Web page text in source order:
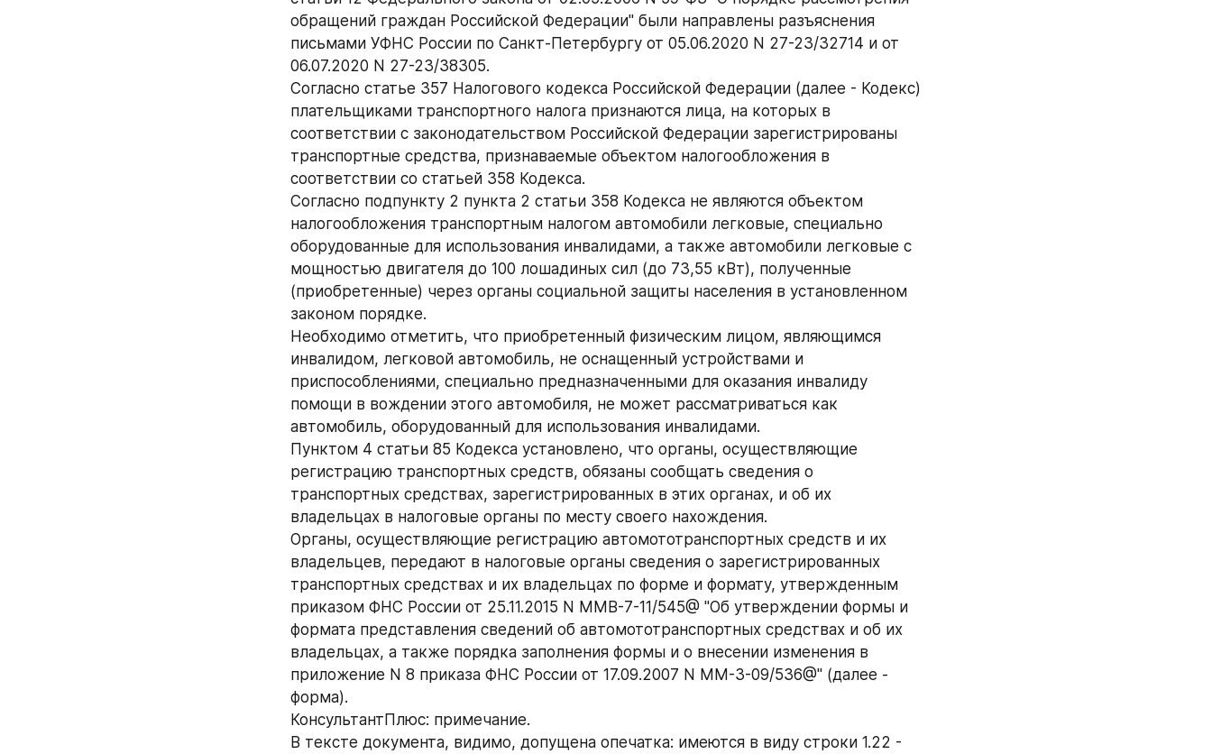
обращений граждан Российской Федерации" были направлены разъяснения
письмами УФНС России по Санкт-Петербургу от 05.06.2020 N 27-23/32714 и от
06.07.2020 N 27-23/38305.
Согласно статье 357 Налогового кодекса Российской Федерации (далее - Кодекс)
плательщиками транспортного налога признаются лица, на которых в
соответствии с законодательством Российской Федерации зарегистрированы
транспортные средства, признаваемые объектом налогообложения в
соответствии со статьей 358 Кодекса.
Согласно подпункту 2 пункта 2 статьи 358 Кодекса не являются объектом
налогообложения транспортным налогом автомобили легковые, специально
оборудованные для использования инвалидами, а также автомобили легковые с
мощностью двигателя до 100 лошадиных сил (до 73,55 кВт), полученные
(приобретенные) через органы социальной защиты населения в установленном
законом порядке.
Необходимо отметить, что приобретенный физическим лицом, являющимся
инвалидом, легковой автомобиль, не оснащенный устройствами и
приспособлениями, специально предназначенными для оказания инвалиду
помощи в вождении этого автомобиля, не может рассматриваться как
автомобиль, оборудованный для использования инвалидами.
Пунктом 4 статьи 85 Кодекса установлено, что органы, осуществляющие
регистрацию транспортных средств, обязаны сообщать сведения о
транспортных средствах, зарегистрированных в этих органах, и об их
владельцах в налоговые органы по месту своего нахождения.
Органы, осуществляющие регистрацию автомототранспортных средств и их
владельцев, передают в налоговые органы сведения о зарегистрированных
транспортных средствах и их владельцах по форме и формату, утвержденным
приказом ФНС России от 25.11.2015 N ММВ-7-11/545@ "Об утверждении формы и
формата представления сведений об автомототранспортных средствах и об их
владельцах, а также порядка заполнения формы и о внесении изменения в
приложение N 8 приказа ФНС России от 17.09.2007 N ММ-3-09/536@" (далее -
форма).
КонсультантПлюс: примечание.
В тексте документа, видимо, допущена опечатка: имеются в виду строки 1.22 -